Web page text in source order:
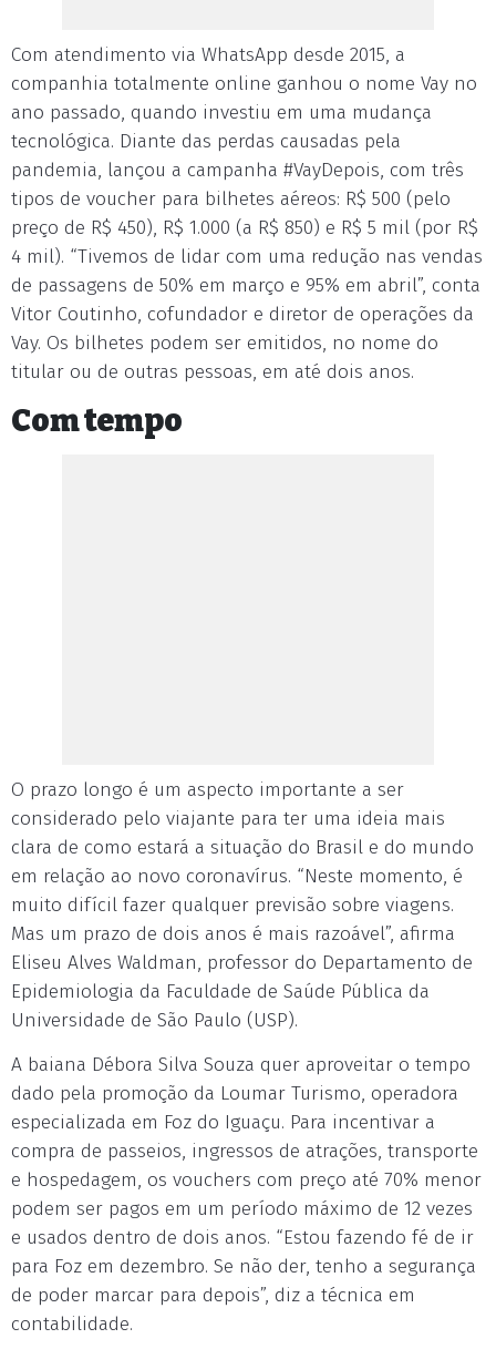
Com atendimento via WhatsApp desde 2015, a
companhia totalmente online ganhou o nome Vay no
ano passado, quando investiu em uma mudança
tecnológica. Diante das perdas causadas pela
pandemia, lançou a campanha #VayDepois, com três
tipos de voucher para bilhetes aéreos: R$ 500 (pelo
preço de R$ 450), R$ 1.000 (a R$ 850) e R$ 5 mil (por R$
4 mil). “Tivemos de lidar com uma redução nas vendas
de passagens de 50% em março e 95% em abril”, conta
Vitor Coutinho, cofundador e diretor de operações da
Vay. Os bilhetes podem ser emitidos, no nome do
titular ou de outras pessoas, em até dois anos.
Com tempo
O prazo longo é um aspecto importante a ser
considerado pelo viajante para ter uma ideia mais
clara de como estará a situação do Brasil e do mundo
em relação ao novo coronavírus. “Neste momento, é
muito difícil fazer qualquer previsão sobre viagens.
Mas um prazo de dois anos é mais razoável”, afirma
Eliseu Alves Waldman, professor do Departamento de
Epidemiologia da Faculdade de Saúde Pública da
Universidade de São Paulo (USP).
A baiana Débora Silva Souza quer aproveitar o tempo
dado pela promoção da Loumar Turismo, operadora
especializada em Foz do Iguaçu. Para incentivar a
compra de passeios, ingressos de atrações, transporte
e hospedagem, os vouchers com preço até 70% menor
podem ser pagos em um período máximo de 12 vezes
e usados dentro de dois anos. “Estou fazendo fé de ir
para Foz em dezembro. Se não der, tenho a segurança
de poder marcar para depois”, diz a técnica em
contabilidade.